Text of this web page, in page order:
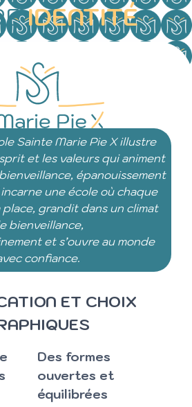
IDENTITÉ
Sainte Marie Pie X illustre
et les valeurs qui animent
épanouissement
une école où chaque
grandit dans un climat
bienveillance,
et s’ouvre au monde
confiance.
ET CHOIX
Des formes
ouvertes et
équilibrées